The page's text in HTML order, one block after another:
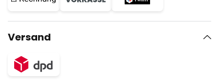
Versand